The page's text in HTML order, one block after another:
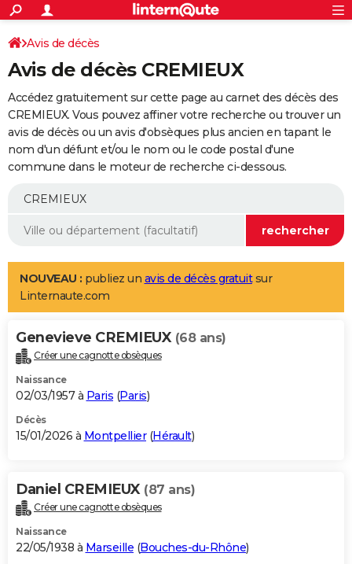
ACTUALITÉS
Politique
Société
Faits Divers
Education
Monde
Villes
+
SPORT
Coupe du monde 2026
Football
Tennis
Cyclisme
Rugby
Forum
Programme TV
TNT
Streaming
Cinéma
Sorties cinéma
Musique
+
FINANCE
Retraite
Epargne
Immobilier
Risques naturels par ville
Banque
Assurance
AUTO
Essais
Réserver un essai
Citadines
Berlines
SUV
Forum auto
+
Mobiles
Meilleur smartphone
Internet
Ordinateurs
Jeux vidéo
Guide high-tech
Aménagement intérieur
LIFESTYLE
Art de vivre
Bien-être
Loisirs
Mode
Modes de vie
Alimentation
Guide de la santé
Maladies
Médicaments
Sommeil
VOYAGE
Destinations
City break
Voyage nature
Voyage de noces
Forum
Climat
+PHOTO
GUIDES D'ACHAT
BONS PLANS
Carte de Noël
Carte Bonne année
Carte Saint-Valentin
Carte Pâques
Carte d'anniversaire
DICTIONNAIRE
Dictionnaire
Biographies
Citations
Expressions
Proverbes
PROGRAMME TV
Avis de décès
Avis de décès CREMIEUX
Accédez gratuitement sur cette page au carnet des décès des
CREMIEUX. Vous pouvez affiner votre recherche ou trouver un
avis de décès ou un avis d'obsèques plus ancien en tapant le
nom d'un défunt et/ou le nom ou le code postal d'une
commune dans le moteur de recherche ci-dessous.
NOUVEAU : publiez un avis de décès gratuitsur
Linternaute.com
Genevieve CREMIEUX (68 ans)
Créer une cagnotte obsèques
Naissance
02/03/1957 à Paris (Paris)
Décès
15/01/2026 à Montpellier(Hérault)
Daniel CREMIEUX (87 ans)
Créer une cagnotte obsèques
Naissance
22/05/1938 à Marseille (Bouches-du-Rhône)